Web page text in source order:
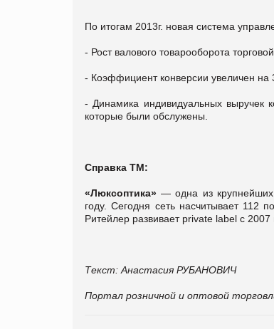
По итогам 2013г. новая система
- Рост валового товарооборота
- Коэффициент конверсии увеличен на
- Динамика индивидуальных выручек
которые были обслужены.
Справка ТМ:
«Люксоптика» — одна из крупнейших
году. Сегодня сеть насчитывает 112
Ритейлер развивает private label с
Текст: Анастасия РУБАНОВИЧ
Портал розничной и оптовой